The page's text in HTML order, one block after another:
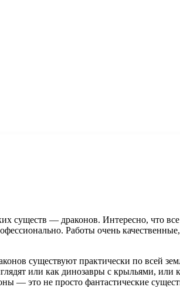
существ — драконов. Интересно, что
Работы очень
существуют практически по всей
или как динозавры с крыльями, или
— это не просто фантастические